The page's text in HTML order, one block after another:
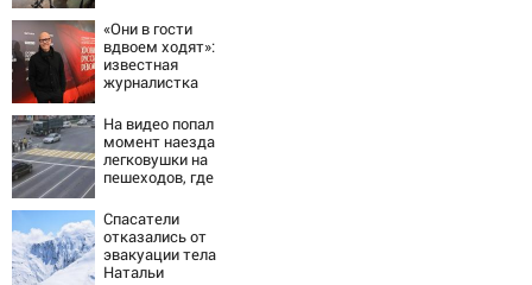
могильником для
«птах Мадьяра»
«Они в гости
вдвоем ходят»:
известная
журналистка
роман
Бондарчука и
Исаковой
На видео попал
момент наезда
легковушки на
пешеходов, где
минимум восемь
человек
06/08/2026 –
Новости
Спасатели
отказались от
эвакуации тела
Натальи